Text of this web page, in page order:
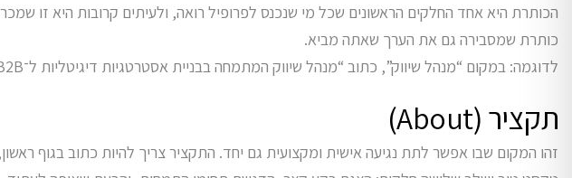
הכותרת היא אחד החלקים הראשונים שכל מי שנכנס לפרופיל רואה, ולעיתים קרובות היא זו
כותרת שמסבירה גם את הערך שאתה מביא.
לדוגמה: במקום “מנהל שיווק”, כתוב “מנהל שיווק המתמחה בבניית אסטרטגיות דיגיטליות ל־B2B”. כך אתה גם מספר מי אתה וגם מציג את הייחודיות שלך.
תקציר (About)
זהו המקום שבו אפשר לתת נגיעה אישית ומקצועית גם יחד. התקציר צריך להיות כתוב בגוף